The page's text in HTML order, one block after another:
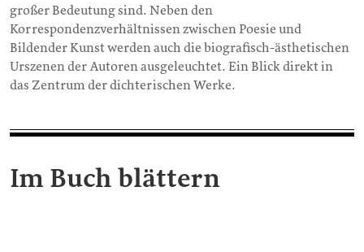
großer Bedeutung sind. Neben den
Korrespondenzverhältnissen zwischen Poesie und
Bildender Kunst werden auch die biografisch-ästhetischen
Urszenen der Autoren ausgeleuchtet. Ein Blick direkt in
das Zentrum der dichterischen Werke.
Im Buch blättern